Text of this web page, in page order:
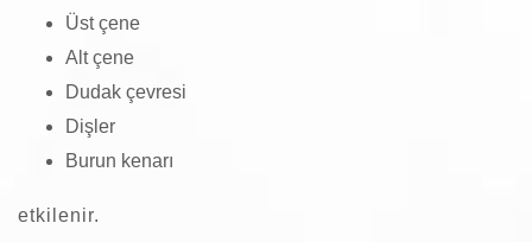
Üst çene
Alt çene
Dudak çevresi
Dişler
Burun kenarı
etkilenir.